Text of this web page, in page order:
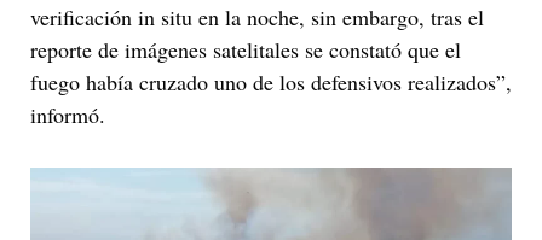
verificación in situ en la noche, sin embargo, tras el
reporte de imágenes satelitales se constató que el
fuego había cruzado uno de los defensivos realizados”,
informó.